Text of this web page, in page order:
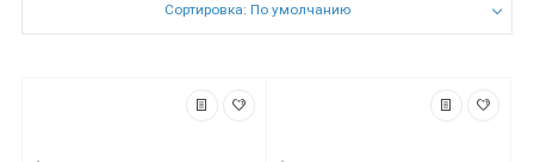
Сортировка: По умолчанию